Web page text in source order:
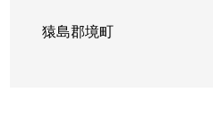
猿島郡境町